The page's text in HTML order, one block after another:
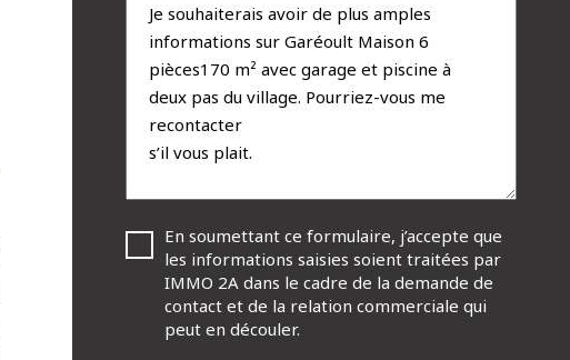
RGPD(Nécessaire)
En soumettant ce formulaire, j’accepte que
les informations saisies soient traitées par
IMMO 2A dans le cadre de la demande de
contact et de la relation commerciale qui
peut en découler.